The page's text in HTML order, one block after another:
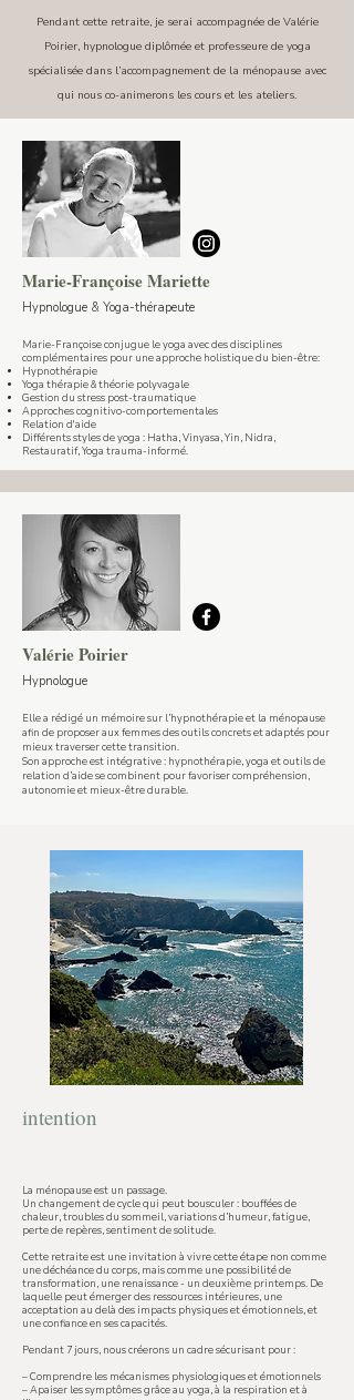
Pendant cette retraite, je serai accompagnée de Valérie
Poirier, hypnologue diplômée et professeure de yoga
spécialisée dans l’accompagnement de la ménopause avec
qui nous co-animerons les cours et les ateliers.
Marie-Françoise Mariette
Hypnologue & Yoga-thérapeute
Marie-Françoise conjugue le yoga avec des disciplines
complémentaires pour une approche holistique du bien-être:
Hypnothérapie
Yoga thérapie & théorie polyvagale
Gestion du stress post-traumatique
Approches cognitivo-comportementales
Relation d'aide
Différents styles de yoga : Hatha, Vinyasa, Yin, Nidra,
Restauratif, Yoga trauma-informé.
Valérie Poirier
Hypnologue
Elle a rédigé un mémoire sur l’hypnothérapie et la ménopause
afin de proposer aux femmes des outils concrets et adaptés pour
mieux traverser cette transition.
​Son approche est intégrative : hypnothérapie, yoga et outils de
relation d’aide se combinent pour favoriser compréhension,
autonomie et mieux-être durable.
intention
La ménopause est un passage.
Un changement de cycle qui peut bousculer : bouffées de
chaleur, troubles du sommeil, variations d’humeur, fatigue,
perte de repères, sentiment de solitude.
Cette retraite est une invitation à vivre cette étape non comme
une déchéance du corps, mais comme une possibilité de
transformation, une renaissance - un deuxième printemps. De
laquelle peut émerger des ressources intérieures, une
acceptation au delà des impacts physiques et émotionnels, et
une confiance en ses capacités.
Pendant 7 jours, nous créerons un cadre sécurisant pour :
– Comprendre les mécanismes physiologiques et émotionnels
– Apaiser les symptômes grâce au yoga, à la respiration et à